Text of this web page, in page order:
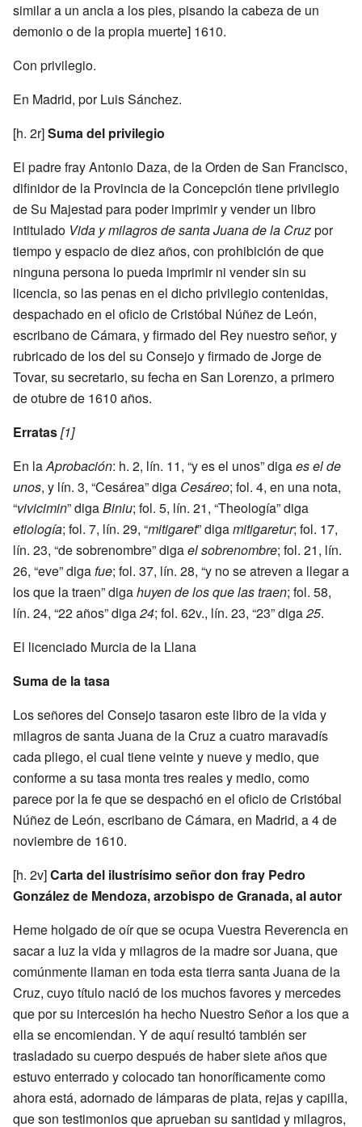
similar a un ancla a los pies, pisando la cabeza de un
demonio o de la propia muerte] 1610.
Con privilegio.
En Madrid, por Luis Sánchez.
[h. 2r]Suma del privilegio
El padre fray Antonio Daza, de la Orden de San Francisco,
difinidor de la Provincia de la Concepción tiene privilegio
de Su Majestad para poder imprimir y vender un libro
intitulado Vida y milagros de santa Juana de la Cruzpor
tiempo y espacio de diez años, con prohibición de que
ninguna persona lo pueda imprimir ni vender sin su
licencia, so las penas en el dicho privilegio contenidas,
despachado en el oficio de Cristóbal Núñez de León,
escribano de Cámara, y firmado del Rey nuestro señor, y
rubricado de los del su Consejo y firmado de Jorge de
Tovar, su secretario, su fecha en San Lorenzo, a primero
de otubre de 1610 años.
Erratas[1]
En laAprobación: h. 2, lín. 11, “y es el unos” digaes el de
unos, y lín. 3, “Cesárea” diga Cesáreo; fol. 4, en una nota,
“vivicimin” digaBiniu; fol. 5, lín. 21, “Theología” diga
etiología; fol. 7, lín. 29, “mitigaret” digamitigaretur; fol. 17,
lín. 23, “de sobrenombre” digael sobrenombre; fol. 21, lín.
26, “eve” digafue; fol. 37, lín. 28, “y no se atreven a llegar a
los que la traen” digahuyen de los que las traen; fol. 58,
lín. 24, “22 años” diga24; fol. 62v., lín. 23, “23” diga25.
El licenciado Murcia de la Llana
Suma de la tasa
Los señores del Consejo tasaron este libro de la vida y
milagros de santa Juana de la Cruz a cuatro maravadís
cada pliego, el cual tiene veinte y nueve y medio, que
conforme a su tasa monta tres reales y medio, como
parece por la fe que se despachó en el oficio de Cristóbal
Núñez de León, escribano de Cámara, en Madrid, a 4 de
noviembre de 1610.
[h. 2v]Carta del ilustrísimo señor don fray Pedro
González de Mendoza, arzobispo de Granada, al autor
Heme holgado de oír que se ocupa Vuestra Reverencia en
sacar a luz la vida y milagros de la madre sor Juana, que
comúnmente llaman en toda esta tierra santa Juana de la
Cruz, cuyo título nació de los muchos favores y mercedes
que por su intercesión ha hecho Nuestro Señor a los que a
ella se encomiendan. Y de aquí resultó también ser
trasladado su cuerpo después de haber siete años que
estuvo enterrado y colocado tan honoríficamente como
ahora está, adornado de lámparas de plata, rejas y capilla,
que son testimonios que aprueban su santidad y milagros,